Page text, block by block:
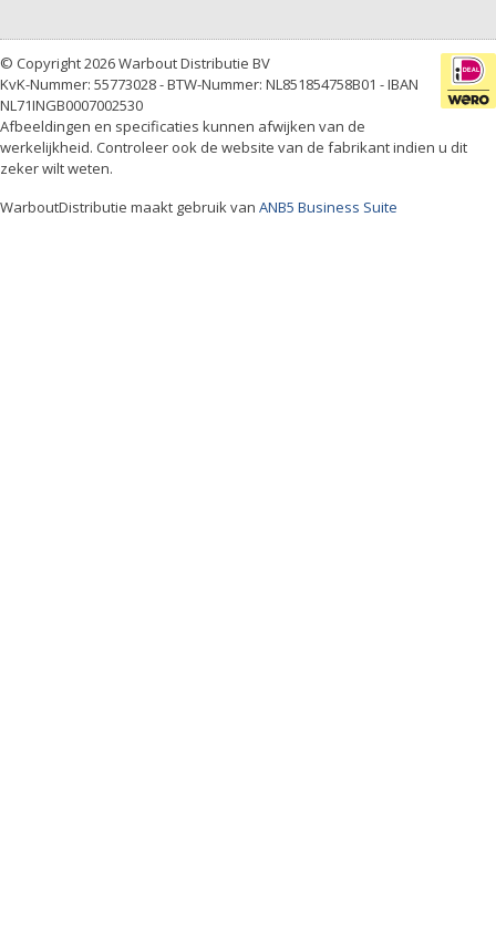
© Copyright 2026 Warbout Distributie BV
KvK-Nummer: 55773028 - BTW-Nummer: NL851854758B01 - IBAN
NL71INGB0007002530
Afbeeldingen en specificaties kunnen afwijken van de
werkelijkheid. Controleer ook de website van de fabrikant indien u dit
zeker wilt weten.
WarboutDistributie maakt gebruik van ANB5 Business Suite